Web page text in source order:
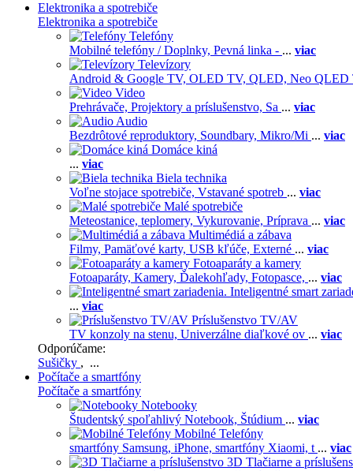
Elektronika a spotrebiče
Elektronika a spotrebiče
Telefóny
Mobilné telefóny / Doplnky, Pevná linka - ... viac
Televízory
Android & Google TV, OLED TV, QLED, Neo QLED
Video
Prehrávače, Projektory a príslušenstvo, Sa ... viac
Audio
Bezdrôtové reproduktory, Soundbary, Mikro/Mi ... viac
Domáce kiná
... viac
Biela technika
Voľne stojace spotrebiče, Vstavané spotreb ... viac
Malé spotrebiče
Meteostanice, teplomery, Vykurovanie, Príprava ... viac
Multimédiá a zábava
Filmy, Pamäťové karty, USB kľúče, Externé ... viac
Fotoaparáty a kamery
Fotoaparáty, Kamery, Ďalekohľady, Fotopasce, ... viac
Inteligentné smart
... viac
Príslušenstvo TV/AV
TV konzoly na stenu, Univerzálne diaľkové ov ... viac
Odporúčame:
Sušičky , ...
Počítače a smartfóny
Počítače a smartfóny
Notebooky
Študentský spoľahlivý Notebook, Štúdium ... viac
Mobilné Telefóny
smartfóny Samsung, iPhone, smartfóny Xiaomi, t ... viac
3D Tlačiarne a